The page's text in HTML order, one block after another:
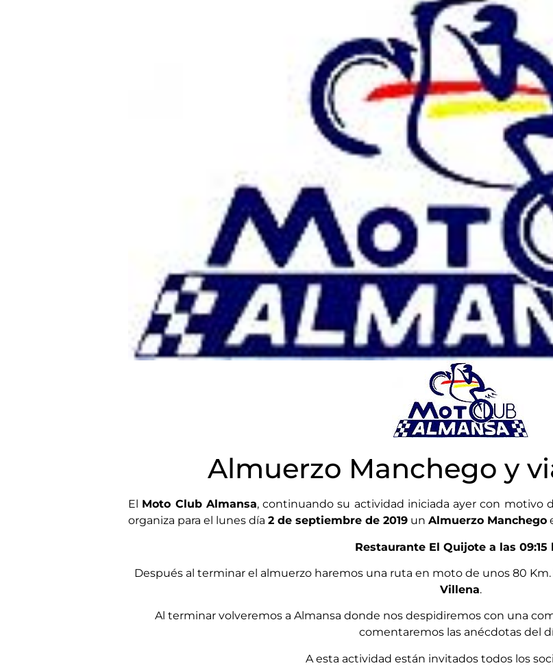
Almuerzo Manchego y
El Moto Club Almansa, continuando su actividad iniciada ayer con motivo
organiza para el lunes día 2 de septiembre de 2019 un Almuerzo Manchego
Restaurante El Quijote a las 09:15
Después al terminar el almuerzo haremos una ruta en moto de unos 80 Km.
Villena.
Al terminar volveremos a Almansa donde nos despidiremos con una
comentaremos las anécdotas del
A esta actividad están invitados todos los